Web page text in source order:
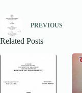
PREVIOUS
Related Posts